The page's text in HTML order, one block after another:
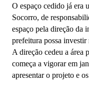
O espaço cedido já era
Socorro, de
espaço pela direção da
prefeitura possa
A direção cedeu a área
começa a vigorar em
apresentar o projeto e